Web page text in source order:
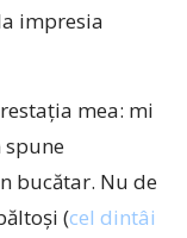
impresia
mea: mi
spune
bucătar. Nu de
(cel dintâi